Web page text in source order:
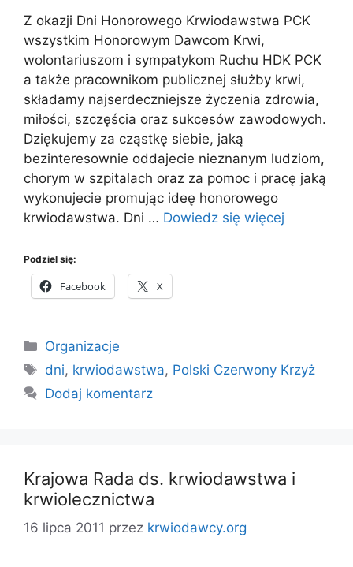
Z okazji Dni Honorowego Krwiodawstwa PCK
wszystkim Honorowym Dawcom Krwi,
wolontariuszom i sympatykom Ruchu HDK PCK
a także pracownikom publicznej służby krwi,
składamy najserdeczniejsze życzenia zdrowia,
miłości, szczęścia oraz sukcesów zawodowych.
Dziękujemy za cząstkę siebie, jaką
bezinteresownie oddajecie nieznanym ludziom,
chorym w szpitalach oraz za pomoc i pracę jaką
wykonujecie promując ideę honorowego
krwiodawstwa. Dni … Dowiedz się więcej
Podziel się:
Facebook X
Kategorie
Organizacje
Tagi
dni, krwiodawstwa, Polski Czerwony Krzyż
Dodaj komentarz
Krajowa Rada ds. krwiodawstwa i
krwiolecznictwa
16 lipca 2011 przez krwiodawcy.org